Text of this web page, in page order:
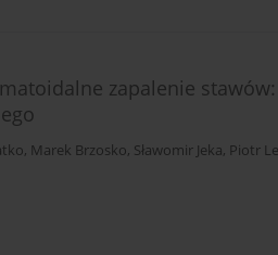
zapalenie
, Marek Brzosko, Sławomir Jeka, Piotr